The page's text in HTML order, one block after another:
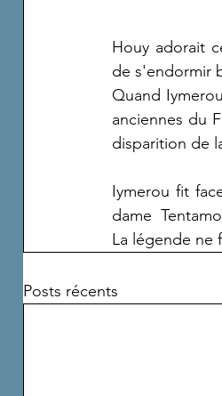
Houy adorait
de s'endormir
Quand
anciennes du
disparition de
Iymerou fit
dame
La légende ne
Posts récents